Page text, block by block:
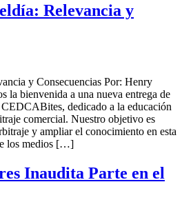
Relevancia y
y Consecuencias Por: Henry
la bienvenida a una nueva entrega de
dedicado a la educación
comercial. Nuestro objetivo es
y ampliar el conocimiento en esta
los medios […]
Inaudita Parte en el